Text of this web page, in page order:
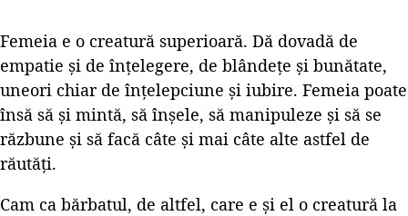
Femeia e o creatură superioară. Dă dovadă de
empatie şi de înţelegere, de blândeţe şi bunătate,
uneori chiar de înţelepciune şi iubire. Femeia poate
însă să şi mintă, să înşele, să manipuleze şi să se
răzbune şi să facă câte şi mai câte alte astfel de
răutăţi.
Cam ca bărbatul, de altfel, care e şi el o creatură la